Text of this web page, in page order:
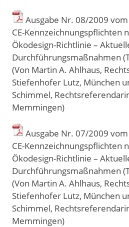
Ausgabe Nr. 08/2009
CE-Kennzeichnungspflichten
Ökodesign-Richtlinie –
Durchführungsmaßnahmen
(Von Martin A. Ahlhaus,
Stiefenhofer Lutz, München
Schimmel,
Memmingen)
Ausgabe Nr. 07/2009
CE-Kennzeichnungspflichten
Ökodesign-Richtlinie –
Durchführungsmaßnahmen
(Von Martin A. Ahlhaus,
Stiefenhofer Lutz, München
Schimmel,
Memmingen)